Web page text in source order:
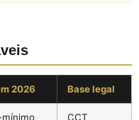
2026 Base legal
CCT